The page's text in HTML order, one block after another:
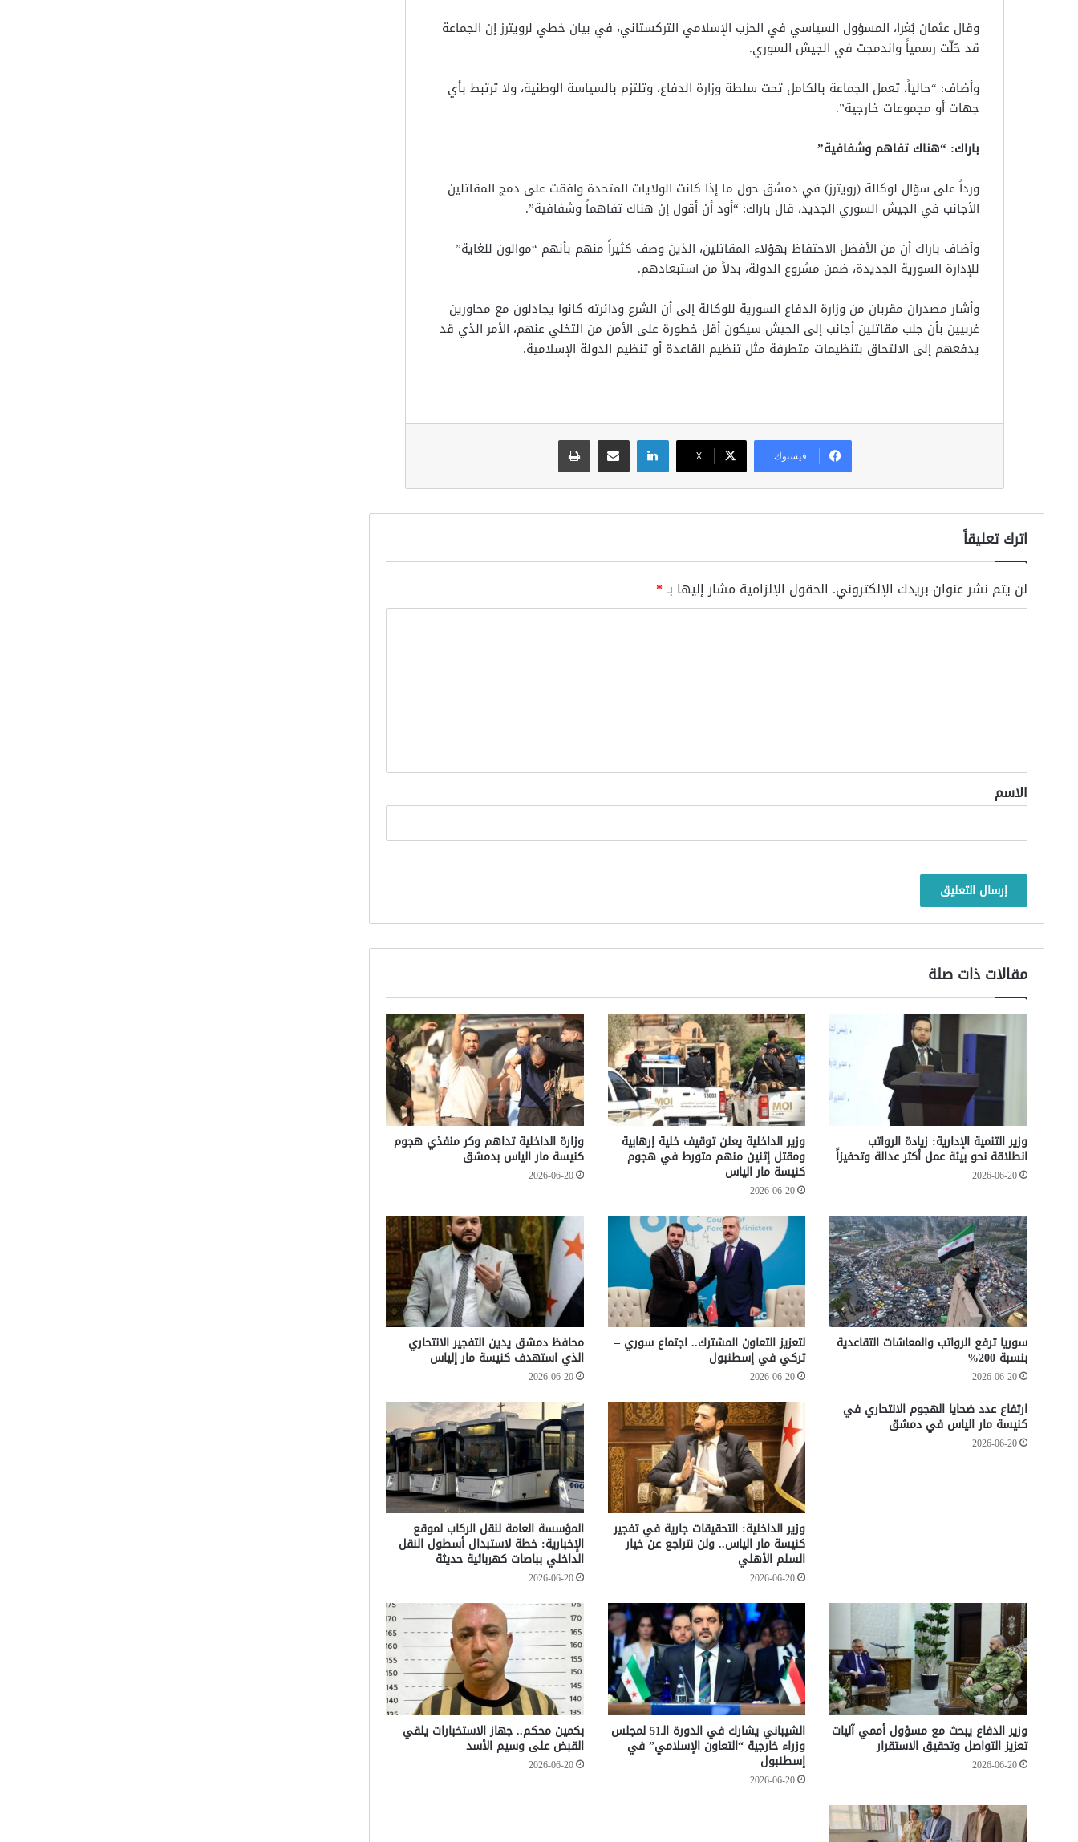
وقال عثمان بُغرا، المسؤول السياسي في الحزب الإسلامي التركستاني، في بيان خطي لرويترز إن الجماعة
قد حُلّت رسمياً واندمجت في الجيش السوري.
وأضاف: “حالياً، تعمل الجماعة بالكامل تحت سلطة وزارة الدفاع، وتلتزم بالسياسة الوطنية، ولا ترتبط بأي
جهات أو مجموعات خارجية”.
باراك: “هناك تفاهم وشفافية”
ورداً على سؤال لوكالة (رويترز) في دمشق حول ما إذا كانت الولايات المتحدة وافقت على دمج المقاتلين
الأجانب في الجيش السوري الجديد، قال باراك: “أود أن أقول إن هناك تفاهماً وشفافية”.
وأضاف باراك أن من الأفضل الاحتفاظ بهؤلاء المقاتلين، الذين وصف كثيراً منهم بأنهم “موالون للغاية”
للإدارة السورية الجديدة، ضمن مشروع الدولة، بدلاً من استبعادهم.
وأشار مصدران مقربان من وزارة الدفاع السورية للوكالة إلى أن الشرع ودائرته كانوا يجادلون مع محاورين
غربيين بأن جلب مقاتلين أجانب إلى الجيش سيكون أقل خطورة على الأمن من التخلي عنهم، الأمر الذي قد
يدفعهم إلى الالتحاق بتنظيمات متطرفة مثل تنظيم القاعدة أو تنظيم الدولة الإسلامية.
فيسبوك ‫X
لينكدإنمشاركة عبر البريد طباعة
اترك تعليقاً
لن يتم نشر عنوان بريدك الإلكتروني. الحقول الإلزامية مشار إليها بـ*
*
الاسم
مقالات ذات صلة
وزير التنمية الإدارية: زيادة الرواتب
انطلاقة نحو بيئة عمل أكثر عدالة وتحفيزاً
2026-06-20
وزير الداخلية يعلن توقيف خلية إرهابية
ومقتل إثنين منهم متورط في هجوم
كنيسة مار الياس
2026-06-20
وزارة الداخلية تداهم وكر منفذي هجوم
كنيسة مار الياس بدمشق
2026-06-20
سوريا ترفع الرواتب والمعاشات التقاعدية
بنسبة 200%
2026-06-20
لتعزيز التعاون المشترك.. اجتماع سوري –
تركي في إسطنبول
2026-06-20
محافظ دمشق يدين التفجير الانتحاري
الذي استهدف كنيسة مار إلياس
2026-06-20
ارتفاع عدد ضحايا الهجوم الانتحاري في
كنيسة مار الياس في دمشق
2026-06-20
وزير الداخلية: التحقيقات جارية في تفجير
كنيسة مار الياس.. ولن نتراجع عن خيار
السلم الأهلي
2026-06-20
المؤسسة العامة لنقل الركاب لموقع
الإخبارية: خطة لاستبدال أسطول النقل
الداخلي بباصات كهربائية حديثة
2026-06-20
وزير الدفاع يبحث مع مسؤول أممي آليات
تعزيز التواصل وتحقيق الاستقرار
2026-06-20
الشيباني يشارك في الدورة الـ51 لمجلس
وزراء خارجية “التعاون الإسلامي” في
إسطنبول
2026-06-20
بكمين محكم.. جهاز الاستخبارات يلقي
القبض على وسيم الأسد
2026-06-20